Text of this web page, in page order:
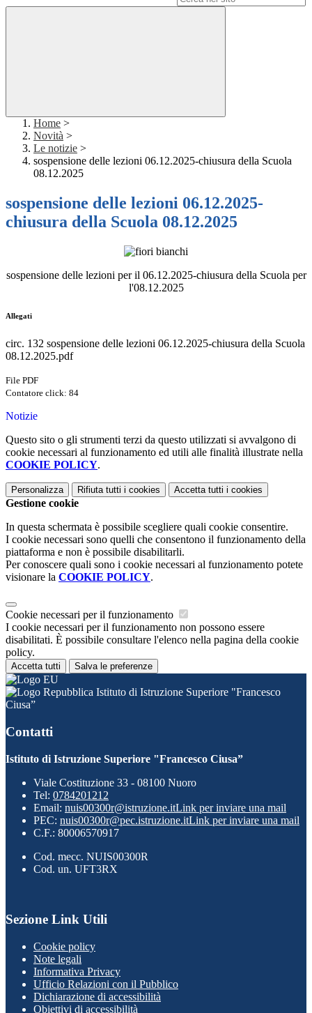
Home >
Novità >
Le notizie >
sospensione delle lezioni 06.12.2025-chiusura della Scuola
08.12.2025
sospensione delle lezioni 06.12.2025-
chiusura della Scuola 08.12.2025
sospensione delle lezioni per il 06.12.2025-chiusura della Scuola per
l'08.12.2025
Allegati
circ. 132 sospensione delle lezioni 06.12.2025-chiusura della Scuola
08.12.2025.pdf
File PDF
Contatore click: 84
Notizie
Questo sito o gli strumenti terzi da questo utilizzati si avvalgono di
cookie necessari al funzionamento ed utili alle finalità illustrate nella
COOKIE POLICY.
Personalizza Rifiuta tutti i cookies Accetta tutti i cookies
Gestione cookie
In questa schermata è possibile scegliere quali cookie consentire.
I cookie necessari sono quelli che consentono il funzionamento della
piattaforma e non è possibile disabilitarli.
Per conoscere quali sono i cookie necessari al funzionamento potete
visionare la COOKIE POLICY.
Cookie necessari per il funzionamento
I cookie necessari per il funzionamento non possono essere
disabilitati. È possibile consultare l'elenco nella pagina della cookie
policy.
Accetta tutti Salva le preferenze
Istituto di Istruzione Superiore "Francesco
Ciusa”
Contatti
Istituto di Istruzione Superiore "Francesco Ciusa”
Viale Costituzione 33 - 08100 Nuoro
Tel: 0784201212
Email: nuis00300r@istruzione.itLink per inviare una mail
PEC: nuis00300r@pec.istruzione.itLink per inviare una mail
C.F.: 80006570917
Cod. mecc. NUIS00300R
Cod. un. UFT3RX
Sezione Link Utili
Cookie policy
Note legali
Informativa Privacy
Ufficio Relazioni con il Pubblico
Dichiarazione di accessibilità
Obiettivi di accessibilità